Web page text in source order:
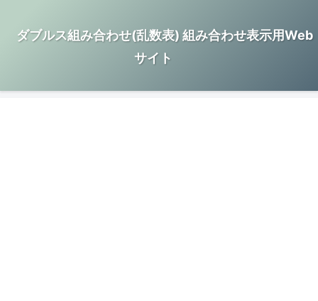
ダブルス組み合わせ(乱数表) 組み合わせ表示用Web
サイト